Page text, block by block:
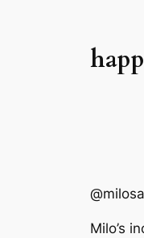
Milo’s